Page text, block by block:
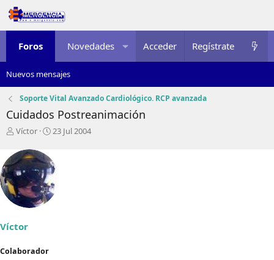
Foros Novedades Multimedia Recursos
Acceder Regístrate
Nuevos mensajes
Soporte Vital Avanzado Cardiológico. RCP avanzada
Cuidados Postreanimación
I
i
c
i
a
d
o
d
l
Víctor
F
h
a
d
e
23 Jul 2004
Víctor
Colaborador